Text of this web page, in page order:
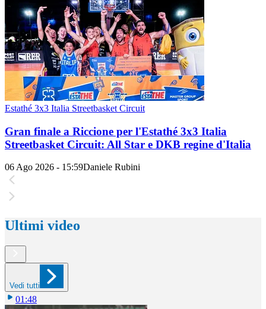
Estathé 3x3 Italia Streetbasket Circuit
Gran finale a Riccione per l'Estathé 3x3 Italia
Streetbasket Circuit: All Star e DKB regine d'Italia
06 Ago 2026 - 15:59Daniele Rubini
Ultimi video
Vedi tutti
01:48